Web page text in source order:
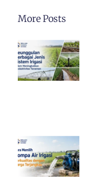
More Posts